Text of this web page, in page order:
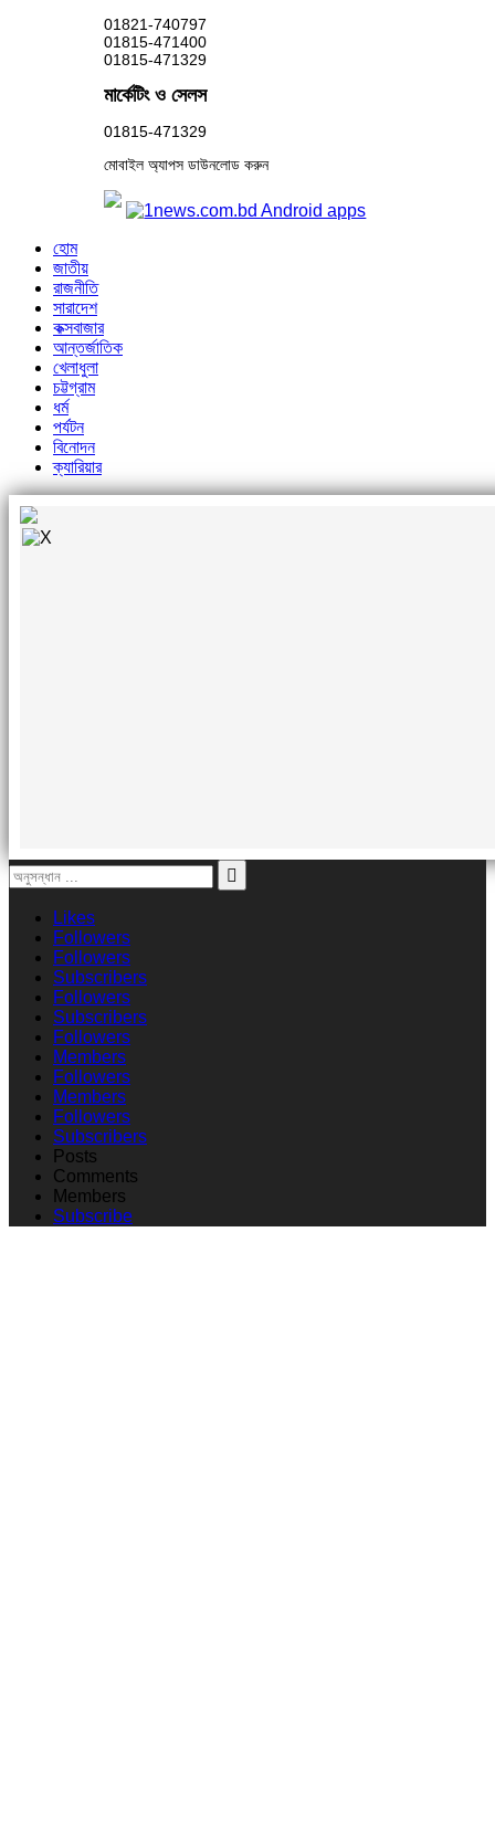
01821-740797
01815-471400
01815-471329
মার্কেটিং ও সেলস
01815-471329
মোবাইল অ্যাপস ডাউনলোড করুন
হোম
জাতীয়
রাজনীতি
সারাদেশ
কক্সবাজার
আন্তর্জাতিক
খেলাধুলা
চট্টগ্রাম
ধর্ম
পর্যটন
বিনোদন
ক্যারিয়ার
Likes
Followers
Followers
Subscribers
Followers
Subscribers
Followers
Members
Followers
Members
Followers
Subscribers
Posts
Comments
Members
Subscribe